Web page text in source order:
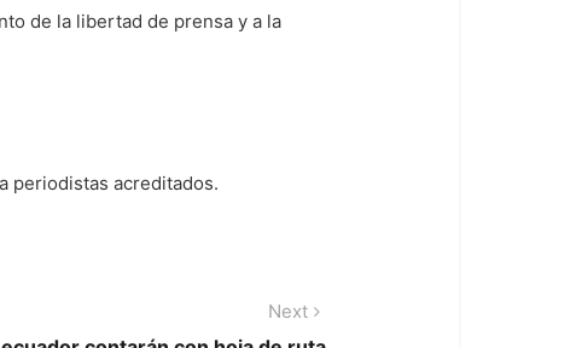
de la libertad de prensa y a la
periodistas acreditados.
Next